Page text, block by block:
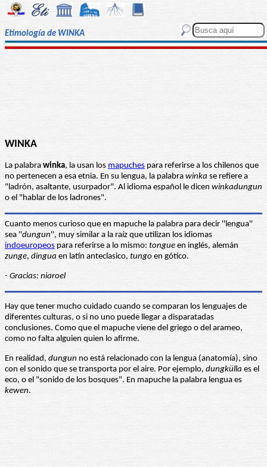
Etimología de WINKA
WINKA
La palabra winka, la usan los mapuches para referirse a los chilenos que
no pertenecen a esa etnia. En su lengua, la palabra winka se refiere a
"ladrón, asaltante, usurpador". Al idioma español le dicen winkadungun
o el "hablar de los ladrones".
Cuanto menos curioso que en mapuche la palabra para decir ''lengua''
sea ''dungun'', muy similar a la raíz que utilizan los idiomas
indoeuropeos para referirse a lo mismo: tongue en inglés, alemán
zunge, dingua en latín anteclasico, tungo en gótico.
- Gracias: niaroel
Hay que tener mucho cuidado cuando se comparan los lenguajes de
diferentes culturas, o si no uno puede llegar a disparatadas
conclusiones. Como que el mapuche viene del griego o del arameo,
como no falta alguien quien lo afirme.
En realidad, dungun no está relacionado con la lengua (anatomía), sino
con el sonido que se transporta por el aire. Por ejemplo, dungkülla es el
eco, o el "sonido de los bosques". En mapuche la palabra lengua es
kewen.